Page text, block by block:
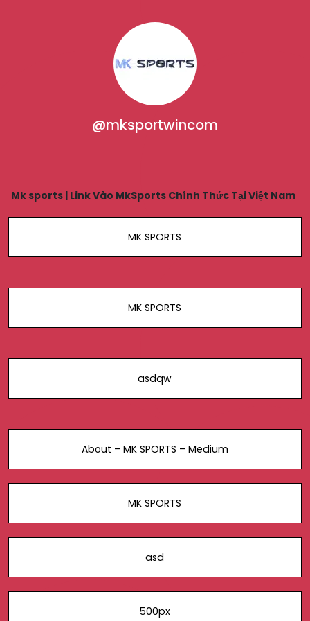
@mksportwincom
Mk sports | Link Vào MkSports Chính Thức Tại Việt Nam
MK SPORTS
MK SPORTS
asdqw
About – MK SPORTS – Medium
MK SPORTS
asd
500px